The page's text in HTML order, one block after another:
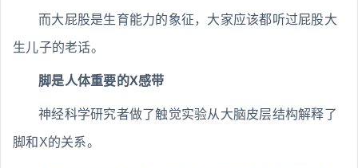
而大屁股是生育能力的象征，大家应该都听过屁股大
生儿子的老话。
脚是人体重要的X感带
神经科学研究者做了触觉实验从大脑皮层结构解释了
脚和X的关系。